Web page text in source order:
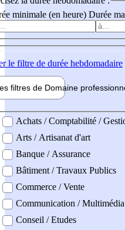
minimale (en heure) Durée
le filtre de durée hebdomadaire
filtres de Domaine pro
professionel
Achats / Comptabilité /
Arts / Artisanat d'art
Banque / Assurance
Bâtiment / Travaux Publics
Commerce / Vente
Communication / Multimédia
Conseil / Etudes